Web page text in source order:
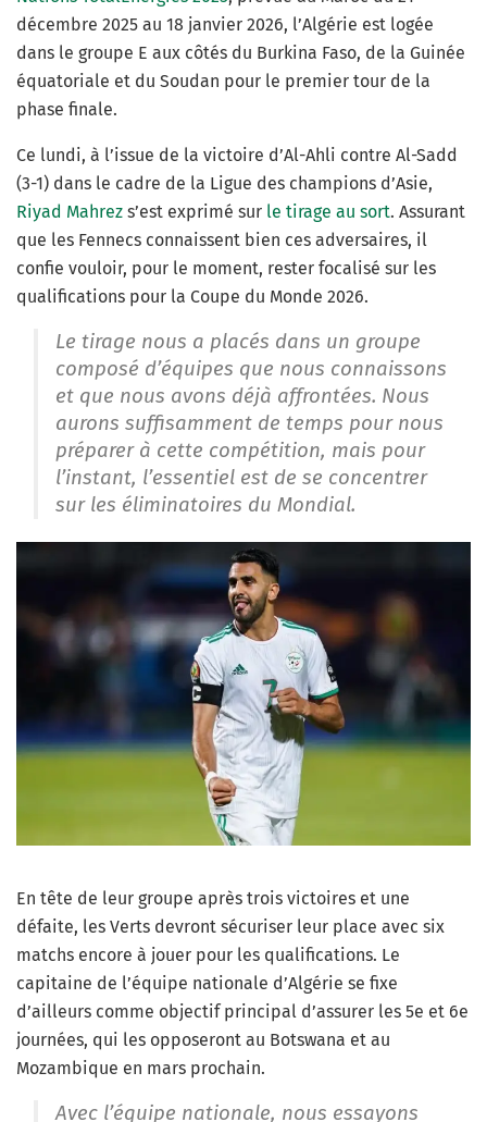
décembre 2025 au 18 janvier 2026, l’Algérie est logée
dans le groupe E aux côtés du Burkina Faso, de la Guinée
équatoriale et du Soudan pour le premier tour de la
phase finale.
Ce lundi, à l’issue de la victoire d’Al-Ahli contre Al-Sadd
(3-1) dans le cadre de la Ligue des champions d’Asie,
Riyad Mahrez s’est exprimé sur le tirage au sort. Assurant
que les Fennecs connaissent bien ces adversaires, il
confie vouloir, pour le moment, rester focalisé sur les
qualifications pour la Coupe du Monde 2026.
Le tirage nous a placés dans un groupe
composé d’équipes que nous connaissons
et que nous avons déjà affrontées. Nous
aurons suffisamment de temps pour nous
préparer à cette compétition, mais pour
l’instant, l’essentiel est de se concentrer
sur les éliminatoires du Mondial.
En tête de leur groupe après trois victoires et une
défaite, les Verts devront sécuriser leur place avec six
matchs encore à jouer pour les qualifications. Le
capitaine de l’équipe nationale d’Algérie se fixe
d’ailleurs comme objectif principal d’assurer les 5e et 6e
journées, qui les opposeront au Botswana et au
Mozambique en mars prochain.
Avec l’équipe nationale, nous essayons